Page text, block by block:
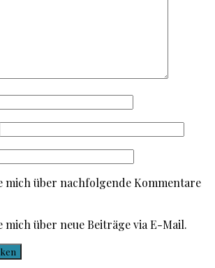
mich über nachfolgende Kommentare
über neue Beiträge via E-Mail.